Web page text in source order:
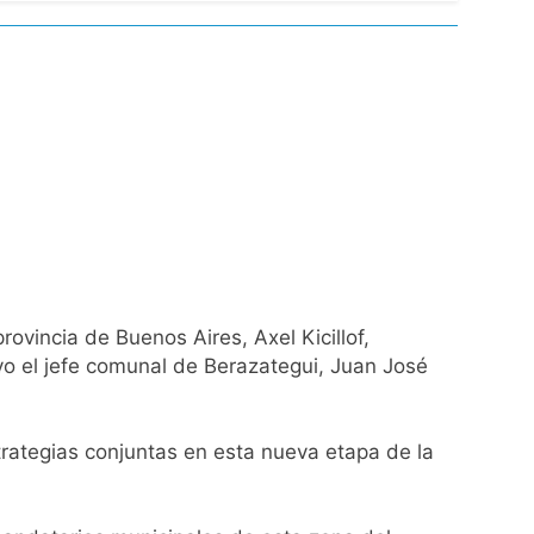
Propiedad Privada
Street y el riesgo país quedó al borde
como «delincuentes anarquistas»
más bajas de la semana
los argentinos
capítulo
de Buenos Aires, Axel Kicillof,
el jefe comunal de Berazategui, Juan José
conjuntas en esta nueva etapa de la